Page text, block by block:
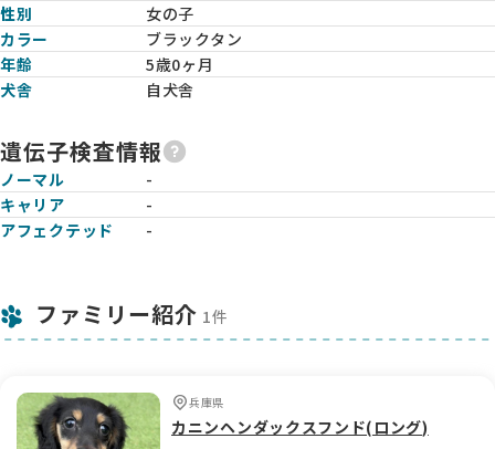
性別
女の子
カラー
ブラックタン
年齢
5歳0ヶ月
犬舎
自犬舎
遺伝子検査情報
ノーマル
-
キャリア
-
アフェクテッド
-
ファミリー紹介 1件
兵庫県
カニンヘンダックスフンド(ロング)